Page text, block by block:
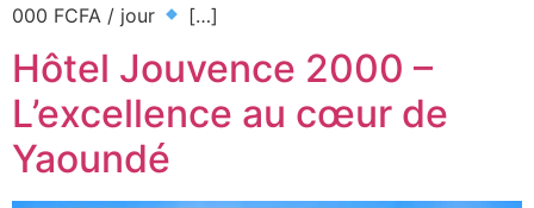
000 FCFA / jour
[…]
Hôtel Jouvence 2000 –
L’excellence au cœur de
Yaoundé